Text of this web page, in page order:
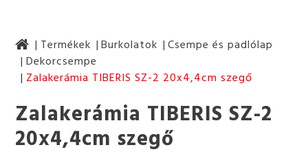
Termékek Burkolatok
Csempe és padlólap
Dekorcsempe
Zalakerámia TIBERIS SZ-2 20x4,4cm szegő
Zalakerámia TIBERIS SZ-2
20x4,4cm szegő